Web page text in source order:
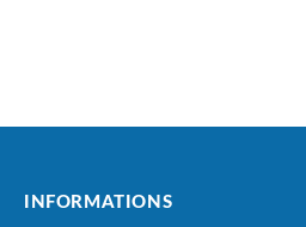
INFORMATIONS